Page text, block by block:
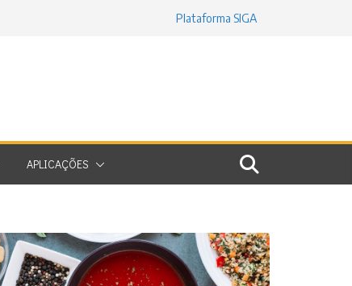
Plataforma SIGA
APLICAÇÕES